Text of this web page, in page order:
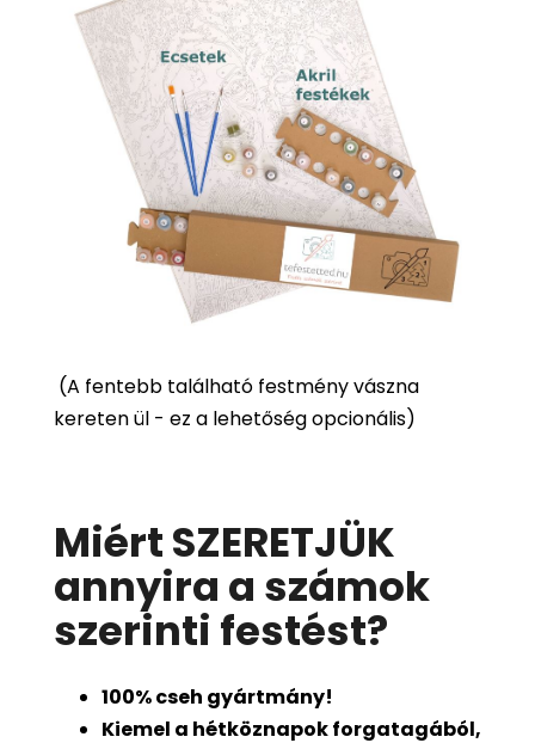
(A fentebb található festmény vászna
kereten ül - ez a lehetőség opcionális)
Miért SZERETJÜK
annyira a számok
szerinti festést?
100%cseh gyártmány!
Kiemel a hétköznapok forgatagából,